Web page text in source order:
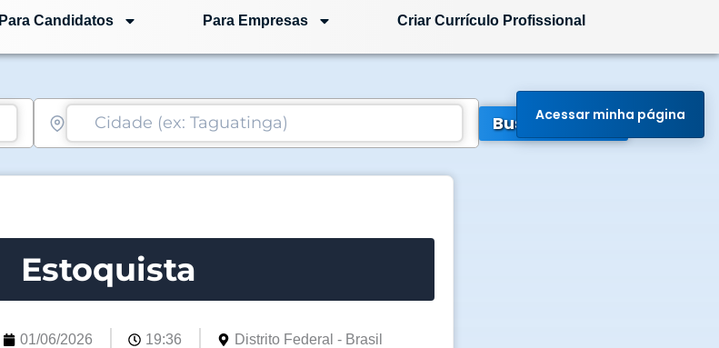
Para Candidatos Para Empresas Criar Currículo Profissional
Buscar Vagas
Estoquista
01/06/2026 19:36 Distrito Federal - Brasil
Acessar minha página